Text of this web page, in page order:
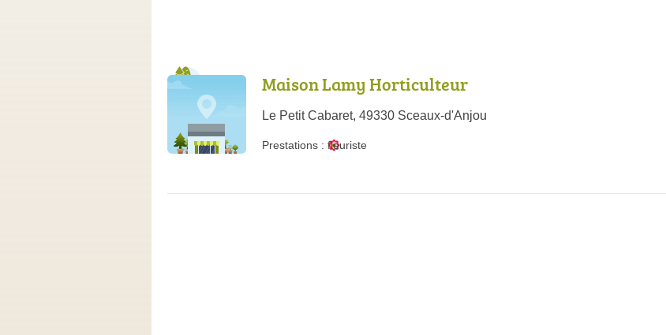
Maison Lamy Horticulteur
Le Petit Cabaret, 49330 Sceaux-d'Anjou
Prestations : fleuriste